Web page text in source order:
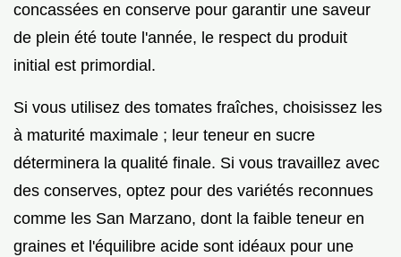
concassées en conserve pour garantir une saveur
de plein été toute l'année, le respect du produit
initial est primordial.
Si vous utilisez des tomates fraîches, choisissez les
à maturité maximale ; leur teneur en sucre
déterminera la qualité finale. Si vous travaillez avec
des conserves, optez pour des variétés reconnues
comme les San Marzano, dont la faible teneur en
graines et l'équilibre acide sont idéaux pour une